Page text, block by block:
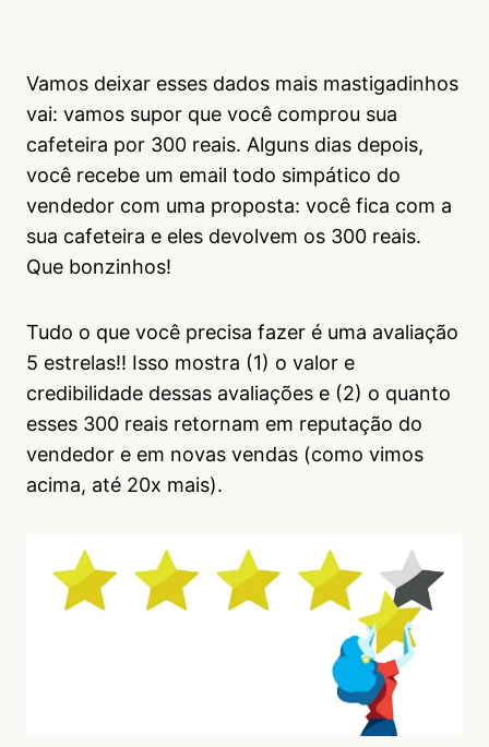
Vamos deixar esses dados mais mastigadinhos
vai: vamos supor que você comprou sua
cafeteira por 300 reais. Alguns dias depois,
você recebe um email todo simpático do
vendedor com uma proposta: você fica com a
sua cafeteira e eles devolvem os 300 reais.
Que bonzinhos!
Tudo o que você precisa fazer é uma avaliação
5 estrelas!! Isso mostra (1) o valor e
credibilidade dessas avaliações e (2) o quanto
esses 300 reais retornam em reputação do
vendedor e em novas vendas (como vimos
acima, até 20x mais).